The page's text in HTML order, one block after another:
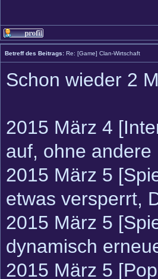
Betreff des Beitrags: Re: [Game] Clan-Wirtschaft
Schon wieder 2
2015 März 4
auf, ohne
2015 März 5
etwas versperrt,
2015 März 5
dynamisch
2015 März 5